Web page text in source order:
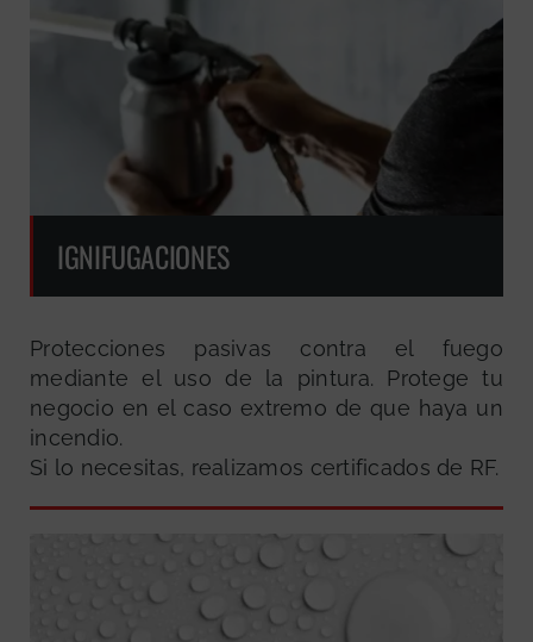
IGNIFUGACIONES
Protecciones pasivas contra el fuego
mediante el uso de la pintura. Protege tu
negocio en el caso extremo de que haya un
incendio.
Si lo necesitas, realizamos certificados de RF.